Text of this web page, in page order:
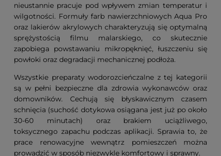
nieustannie pracuje pod wpływem zmian temperatur i
wilgotności. Formuły farb nawierzchniowych Aqua Pro
oraz lakierów akrylowych charakteryzują się optymalną
sprężystością filmu malarskiego, co skutecznie
zapobiega powstawaniu mikropęknięć, łuszczeniu się
powłoki oraz degradacji mechanicznej podłoża.
Wszystkie preparaty wodorozcieńczalne z tej kategorii
są w pełni bezpieczne dla zdrowia wykonawców oraz
domowników. Cechują się błyskawicznym czasem
schnięcia (suchość dotykowa osiągana jest już po około
30-60 minutach) oraz brakiem uciążliwego,
toksycznego zapachu podczas aplikacji. Sprawia to, że
prace renowacyjne wewnątrz pomieszczeń można
prowadzić w sposób niezwykle komfortowy i sprawny.